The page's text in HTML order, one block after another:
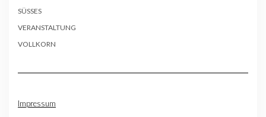
SÜSSES
VERANSTALTUNG
VOLLKORN
Impressum